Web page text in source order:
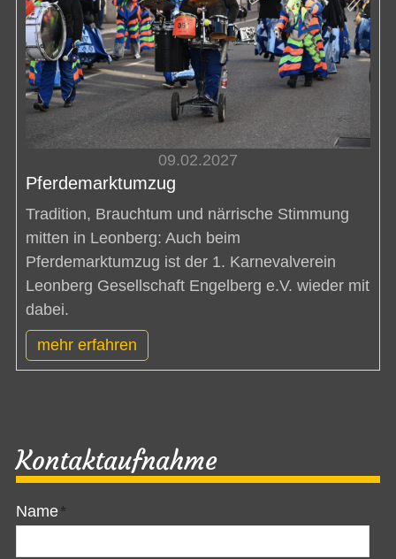
09.02.2027
Pferdemarktumzug
Tradition, Brauchtum und närrische Stimmung
mitten in Leonberg: Auch beim
Pferdemarktumzug ist der 1. Karnevalverein
Leonberg Gesellschaft Engelberg e.V. wieder mit
dabei.
mehr erfahren
Kontaktaufnahme
Name*